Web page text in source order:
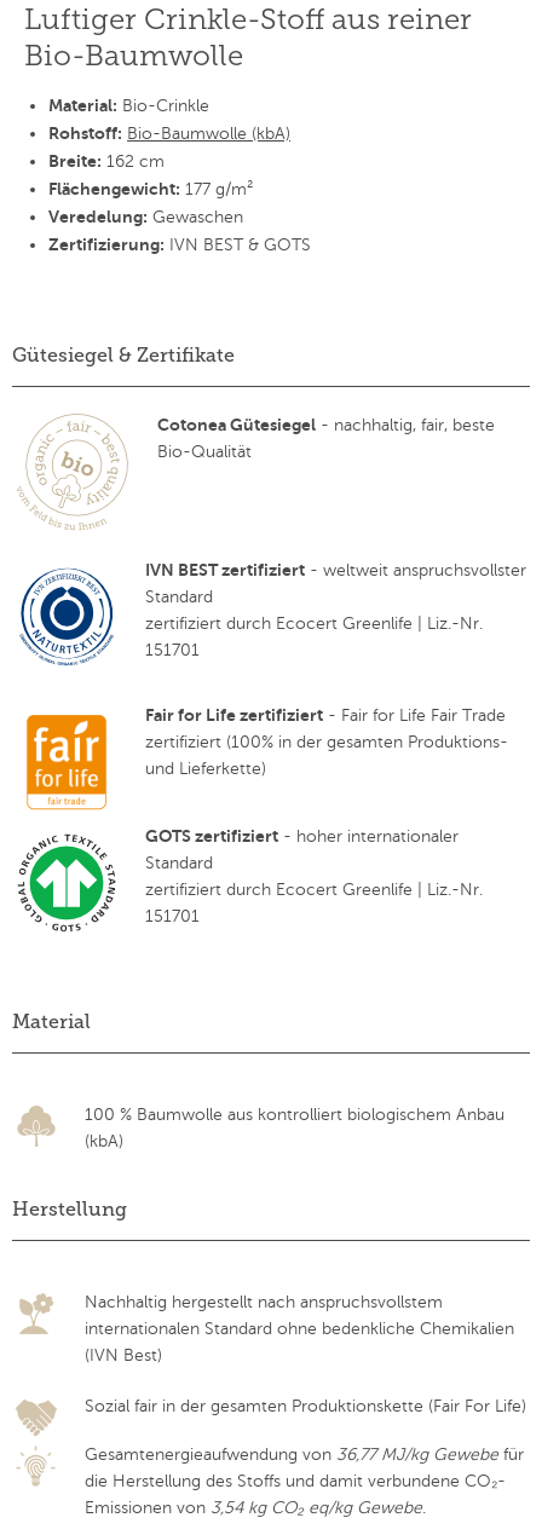
Luftiger Crinkle-Stoff aus reiner
Bio-Baumwolle
Material: Bio-Crinkle
Rohstoff: Bio-Baumwolle (kbA)
Breite: 162 cm
Flächengewicht: 177 g/m²
Veredelung: Gewaschen
Zertifizierung: IVN BEST & GOTS
Gütesiegel & Zertifikate
Cotonea Gütesiegel - nachhaltig, fair, beste
Bio-Qualität
IVN BEST zertifiziert - weltweit anspruchsvollster
Standard
zertifiziert durch Ecocert Greenlife | Liz.-Nr.
151701
Fair for Life zertifiziert - Fair for Life Fair Trade
zertifiziert (100% in der gesamten Produktions-
und Lieferkette)
GOTS zertifiziert - hoher internationaler
Standard
zertifiziert durch Ecocert Greenlife | Liz.-Nr.
151701
Material
100 % Baumwolle aus kontrolliert biologischem Anbau
(kbA)
Herstellung
Nachhaltig hergestellt nach anspruchsvollstem
internationalen Standard ohne bedenkliche Chemikalien
(IVN Best)
Sozial fair in der gesamten Produktionskette (Fair For Life)
Gesamtenergieaufwendung von 36,77 MJ/kg Gewebe für
die Herstellung des Stoffs und damit verbundene CO₂-
Emissionen von 3,54 kg CO₂ eq/kg Gewebe.